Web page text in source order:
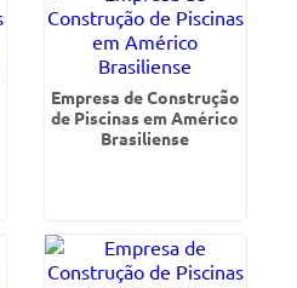
Empresa de Construção
de Piscinas em Américo
Brasiliense